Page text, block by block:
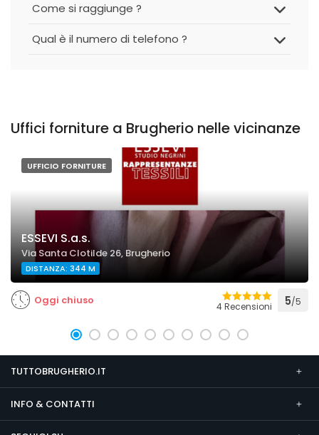
Come si raggiunge ?
Qual è il numero di telefono ?
Uffici forniture a Brugherio nelle vicinanze
UFFICIO FORNITURE
ESSEVI S.a.s.
Via Santa Clotilde 26, Brugherio
DISTANZA: 344 M
Oggi chiuso 4 Recensioni 5/5
TUTTOBRUGHERIO.IT
INFO & CONTATTI